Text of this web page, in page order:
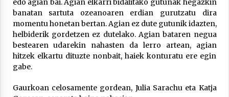
Arrosaren IX. Topaketak – Mila
esker guztioi!
edo agian bai. Agian elkarri bidalitako gutunak hegazkin
banatan sartuta ozeanoaren erdian gurutzatu dira
momentu honetan bertan. Agian ez dute gutunik idazten,
helbiderik gordetzen ez dutelako. Agian bataren negua
bestearen udarekin nahasten da lerro artean, agian
hitzek elkartu dituzte nonbait, haiek konturatu ere egin
gabe.
Gaurkoan celosamente gordean, Julia Sarachu eta Katja